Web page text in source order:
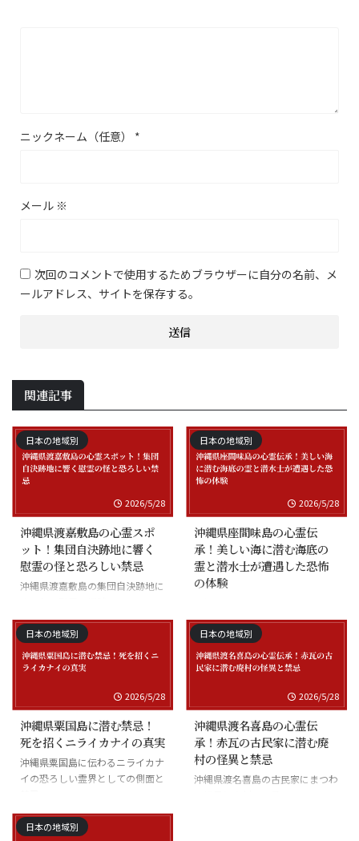
ニックネーム（任意） *
メール ※
次回のコメントで使用するためブラウザーに自分の名前、メ
ールアドレス、サイトを保存する。
関連記事
日本の地域別
2026/5/28
沖縄県渡嘉敷島の心霊スポ
ット！集団自決跡地に響く
慰霊の怪と恐ろしい禁忌
沖縄県渡嘉敷島の集団自決跡地に
日本の地域別
2026/5/28
沖縄県座間味島の心霊伝
承！美しい海に潜む海底の
霊と潜水士が遭遇した恐怖
の体験
士の怪談
日本の地域別
2026/5/28
沖縄県粟国島に潜む禁忌！
死を招くニライカナイの真実
沖縄県粟国島に伝わるニライカナ
イの恐ろしい霊界としての側面と
日本の地域別
2026/5/28
沖縄県渡名喜島の心霊伝
承！赤瓦の古民家に潜む廃
村の怪異と禁忌
沖縄県渡名喜島の古民家にまつわ
日本の地域別